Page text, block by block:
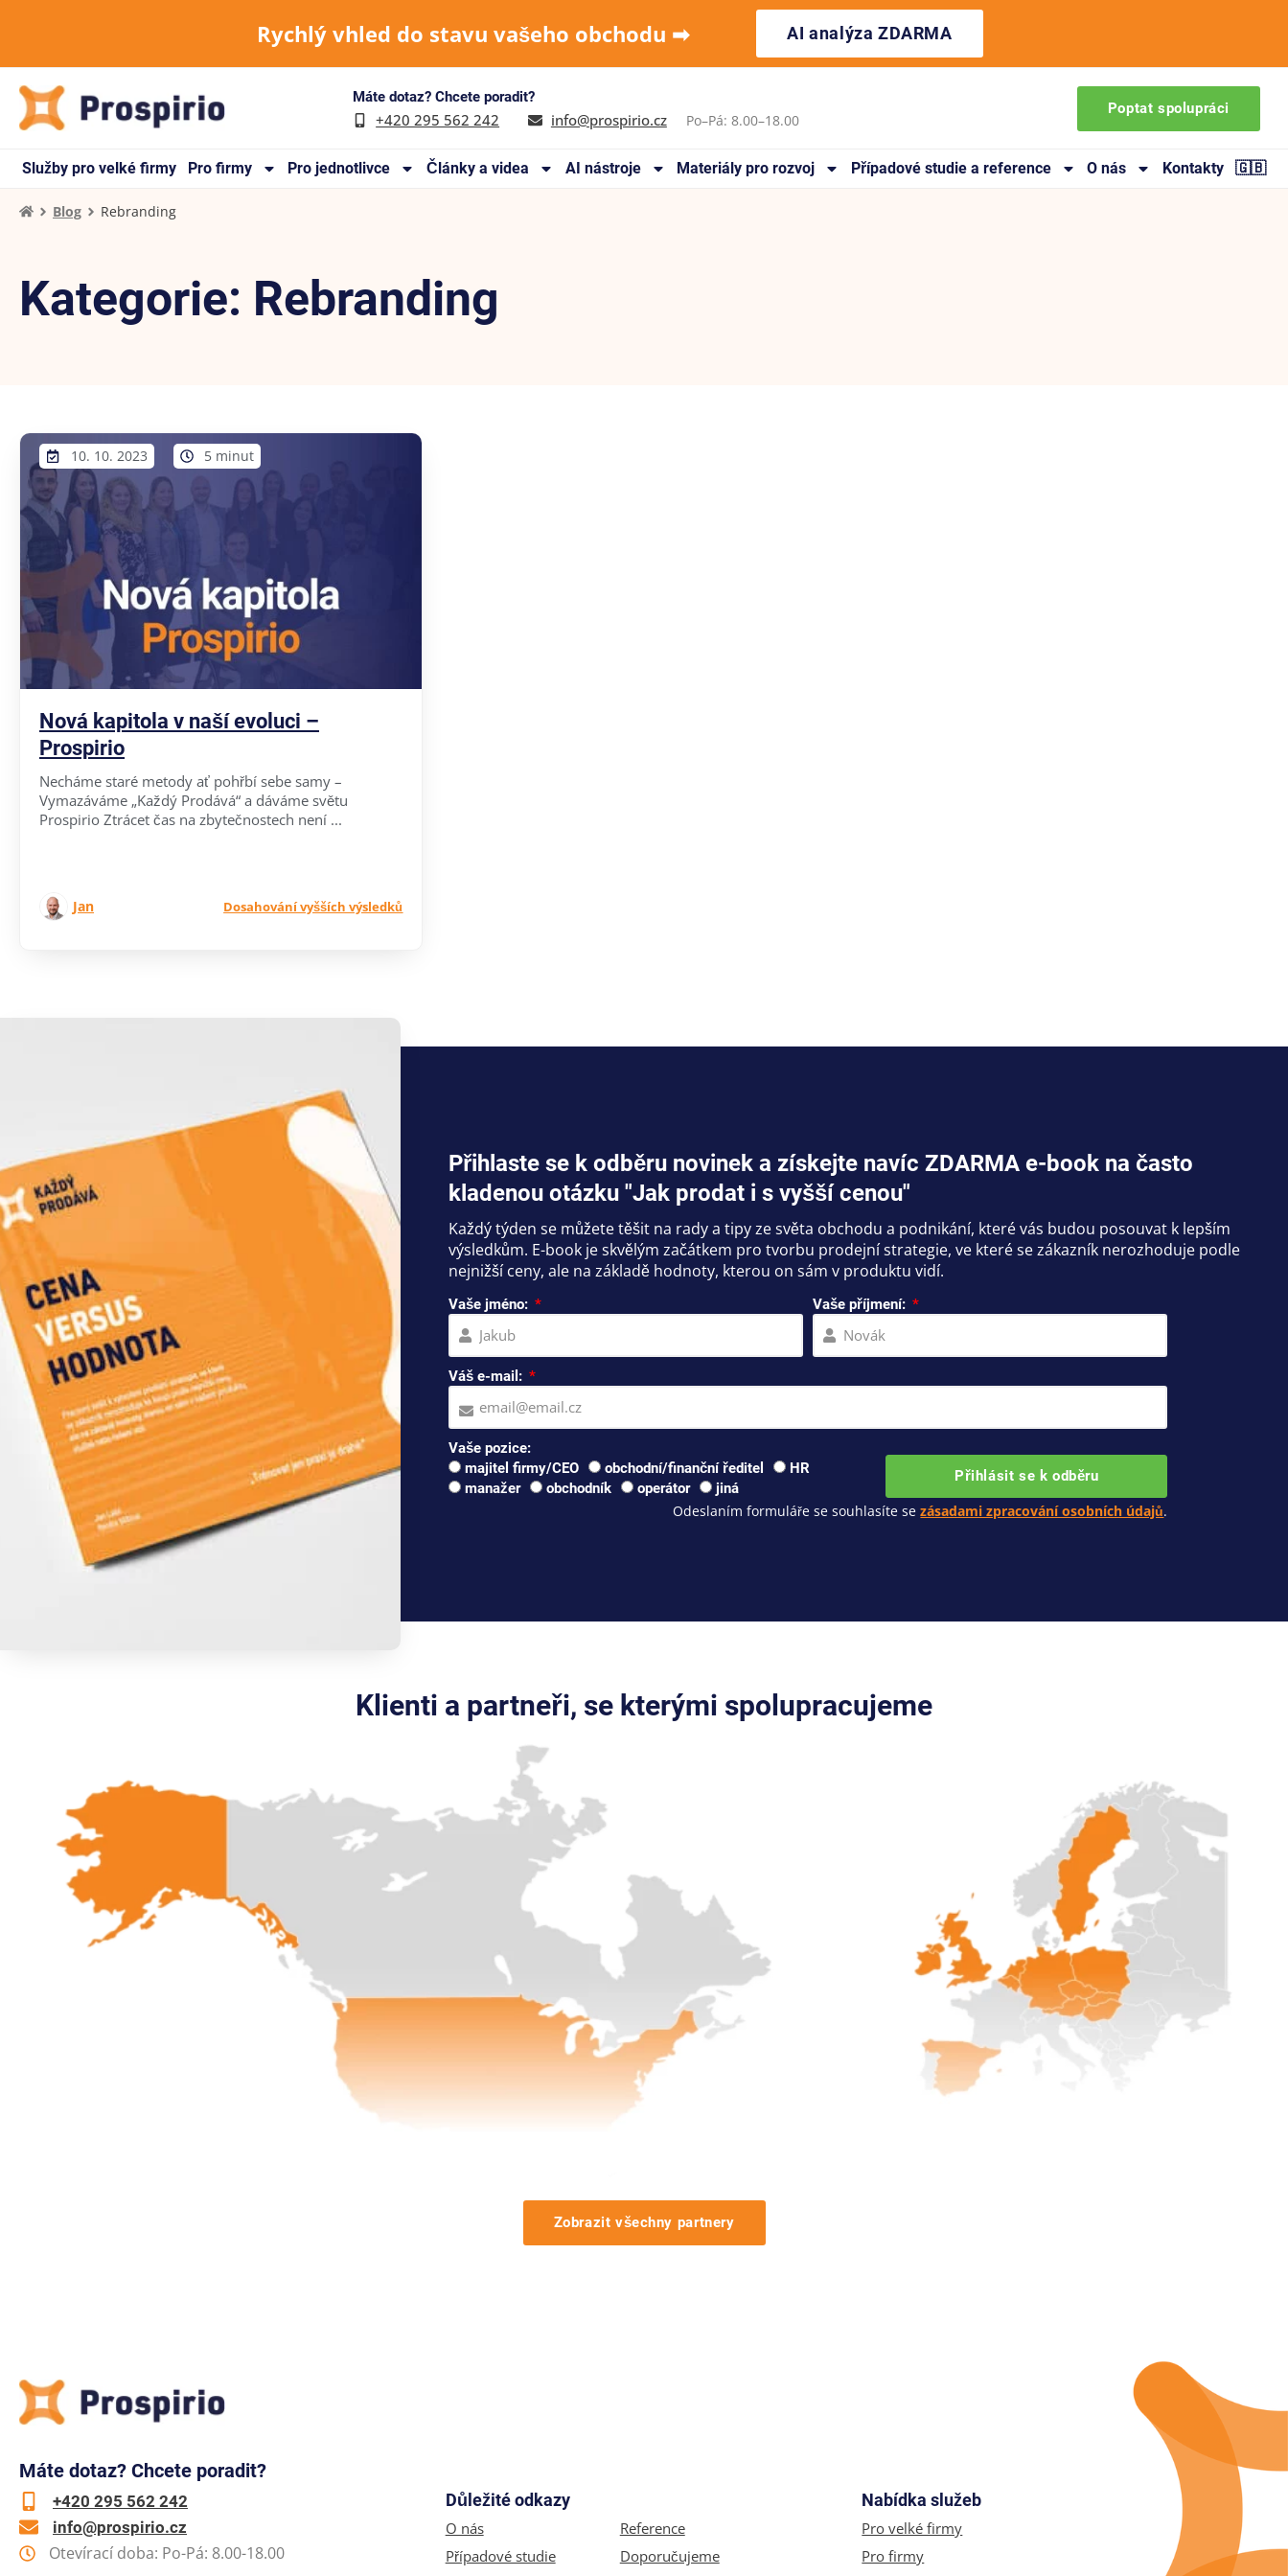
Rychlý vhled do stavu vašeho obchodu ➡︎ AI analýza ZDARMA
Máte dotaz? Chcete poradit?
+420 295 562 242 info@prospirio.cz Po–Pá: 8.00–18.00
Poptat spolupráci
Služby pro velké firmy Pro firmy Pro jednotlivce Články a videa AI nástroje Materiály pro rozvoj Případové studie a reference O nás Kontakty 🇬🇧
Blog Rebranding
Kategorie: Rebranding
10. 10. 2023 5 minut
Nová kapitola v naší evoluci –
Prospirio
Necháme staré metody ať pohřbí sebe samy –
Vymazáváme „Každý Prodává“ a dáváme světu
Prospirio Ztrácet čas na zbytečnostech není ...
Jan Dosahování vyšších výsledků
Přihlaste se k odběru novinek a získejte navíc ZDARMA e-book na často
kladenou otázku "Jak prodat i s vyšší cenou"
Každý týden se můžete těšit na rady a tipy ze světa obchodu a podnikání, které vás budou posouvat k lepším
výsledkům. E-book je skvělým začátkem pro tvorbu prodejní strategie, ve které se zákazník nerozhoduje podle
nejnižší ceny, ale na základě hodnoty, kterou on sám v produktu vidí.
Vaše jméno: Vaše příjmení:
Váš e-mail:
Vaše pozice:
majitel firmy/CEO
obchodní/finanční ředitel
HR
manažer
obchodník operátor jiná
Přihlásit se k odběru
Odeslaním formuláře se souhlasíte sezásadami zpracování osobních údajů.
Klienti a partneři, se kterými spolupracujeme
Zobrazit všechny partnery
Máte dotaz? Chcete poradit?
+420 295 562 242
info@prospirio.cz
Otevírací doba: Po-Pá: 8.00-18.00
Důležité odkazy
O nás
Případové studie
Reference
Doporučujeme
Nabídka služeb
Pro velké firmy
Pro firmy